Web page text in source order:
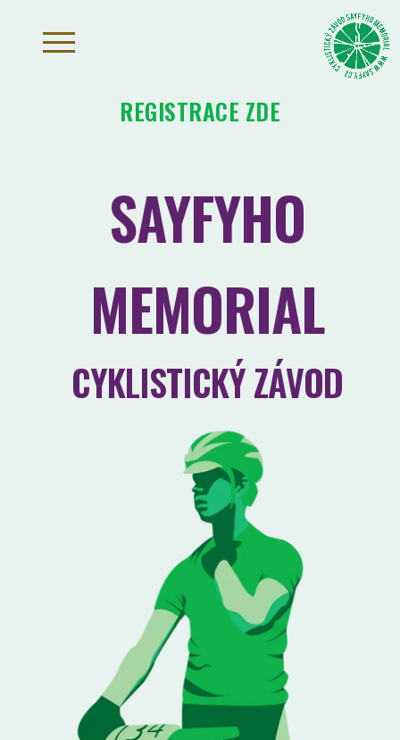
REGISTRACE ZDE
SAYFYHO
MEMORIAL
CYKLISTICKÝ ZÁVOD